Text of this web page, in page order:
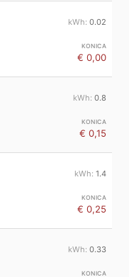
0.02
€ 0,00
0.8
€ 0,15
1.4
€ 0,25
0.33